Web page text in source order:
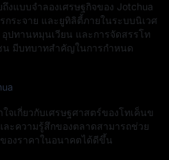
งแบบจำลองเศรษฐกิจของ Jotchua
กระจาย และยูทิลิตี้ภายในระบบนิเวศ
ปทานหมุนเวียน และการจัดสรรโท
มีบทบาทสำคัญในการกำหนด
จเกี่ยวกับเศรษฐศาสตร์ของโทเค็นข
ะความรู้สึกของตลาดสามารถช่วย
องราคาในอนาคตได้ดีขึ้น